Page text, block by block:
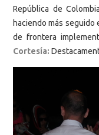
República de
haciendo más seguido
de frontera
Cortesía: